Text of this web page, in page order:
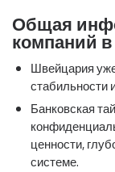
Общая
компаний
Швейцария
стабильности
Банковская
ценности,
системе.